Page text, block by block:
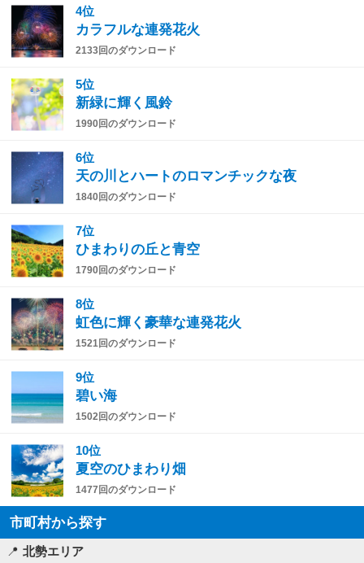
4位
カラフルな連発花火
2133回のダウンロード
5位
新緑に輝く風鈴
1990回のダウンロード
6位
天の川とハートのロマンチックな夜
1840回のダウンロード
7位
ひまわりの丘と青空
1790回のダウンロード
8位
虹色に輝く豪華な連発花火
1521回のダウンロード
9位
碧い海
1502回のダウンロード
10位
夏空のひまわり畑
1477回のダウンロード
市町村から探す
北勢エリア